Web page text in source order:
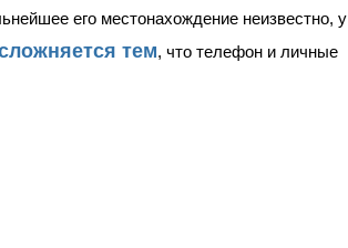
его местонахождение неизвестно, у
тем, что телефон и личные